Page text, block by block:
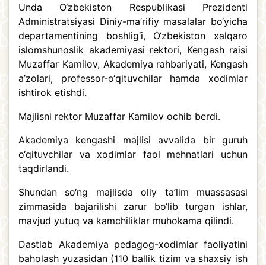
Unda O‘zbekiston Respublikasi Prezidenti
Administratsiyasi Diniy-ma’rifiy masalalar bo‘yicha
departamentining boshlig‘i, O‘zbekiston xalqaro
islomshunoslik akademiyasi rektori, Kengash raisi
Muzaffar Kamilov, Akademiya rahbariyati, Kengash
a’zolari, professor-o‘qituvchilar hamda xodimlar
ishtirok etishdi.
Majlisni rektor Muzaffar Kamilov ochib berdi.
Akademiya kengashi majlisi avvalida bir guruh
o‘qituvchilar va xodimlar faol mehnatlari uchun
taqdirlandi.
Shundan so‘ng majlisda oliy ta’lim muassasasi
zimmasida bajarilishi zarur bo‘lib turgan ishlar,
mavjud yutuq va kamchiliklar muhokama qilindi.
Dastlab Akademiya pedagog-xodimlar faoliyatini
baholash yuzasidan (110 ballik tizim va shaxsiy ish